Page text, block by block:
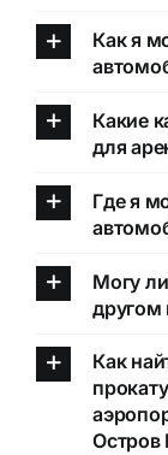
Как я
Какие
для
Где я
Могу
другом
Как
Остров